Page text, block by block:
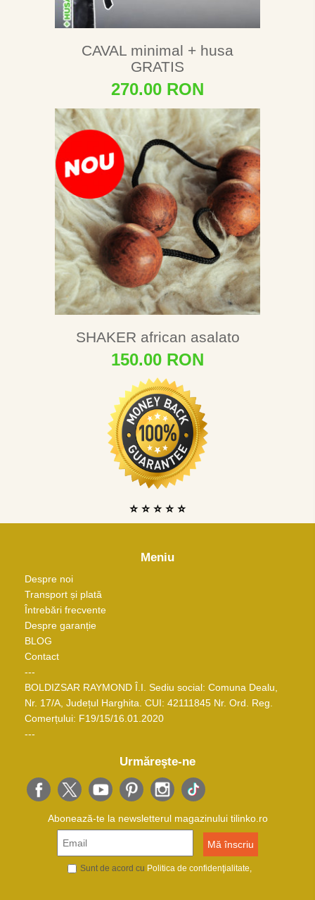
CAVAL minimal + husa
GRATIS
270.00 RON
SHAKER african asalato
150.00 RON
⭐ ⭐ ⭐ ⭐ ⭐
Meniu
Despre noi
Transport și plată
Întrebări frecvente
Despre garanție
BLOG
Contact
---
BOLDIZSAR RAYMOND Î.I. Sediu social: Comuna Dealu,
Nr. 17/A, Județul Harghita. CUI: 42111845 Nr. Ord. Reg.
Comerțului: F19/15/16.01.2020
---
Urmăreşte-ne
Abonează-te la newsletterul magazinului tilinko.ro
Sunt de acord cu Politica de confidenţialitate